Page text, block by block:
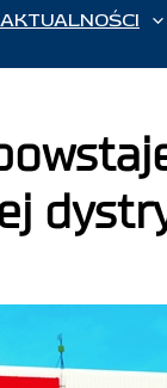
AKTUALNOŚCI